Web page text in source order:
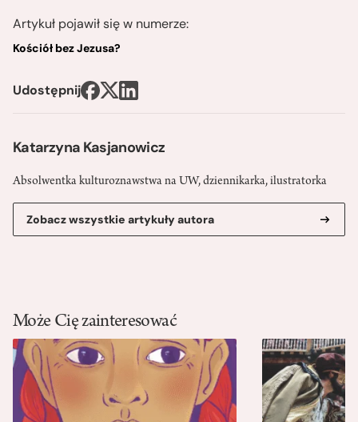
Katarzyna Kasjanowicz
Absolwentka kulturoznawstwa na UW, dziennikarka, ilustratorka
Zobacz wszystkie artykuły autora
Artykuł pojawił się w numerze:
Kościół bez Jezusa?
Udostępnij
Może Cię zainteresować